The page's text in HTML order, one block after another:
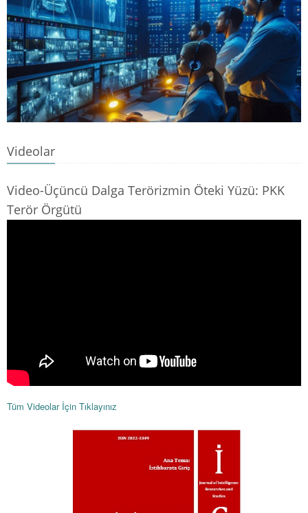
Videolar
Video-Üçüncü Dalga Terörizmin Öteki Yüzü: PKK
Terör Örgütü
Tüm Videolar İçin Tıklayınız